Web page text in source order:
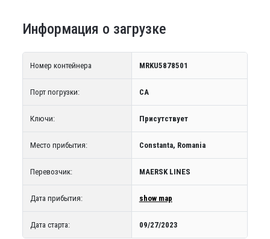
Информация о загрузке
Номер контейнера MRKU5878501
Порт погрузки: CA
Ключи: Присутствует
Место прибытия: Constanta, Romania
Перевозчик: MAERSK LINES
Дата прибытия: show map
Дата старта: 09/27/2023